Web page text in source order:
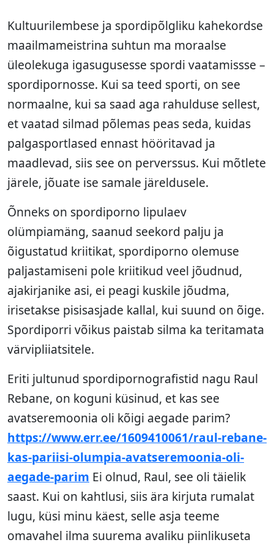
Kultuurilembese ja spordipõlgliku kahekordse
maailmameistrina suhtun ma moraalse
üleolekuga igasugusesse spordi vaatamissse –
spordipornosse. Kui sa teed sporti, on see
normaalne, kui sa saad aga rahulduse sellest,
et vaatad silmad põlemas peas seda, kuidas
palgasportlased ennast hööritavad ja
maadlevad, siis see on perverssus. Kui mõtlete
järele, jõuate ise samale järeldusele.
Õnneks on spordiporno lipulaev
olümpiamäng, saanud seekord palju ja
õigustatud kriitikat, spordiporno olemuse
paljastamiseni pole kriitikud veel jõudnud,
ajakirjanike asi, ei peagi kuskile jõudma,
irisetakse pisisasjade kallal, kui suund on õige.
Spordiporri võikus paistab silma ka teritamata
värvipliiatsitele.
Eriti jultunud spordipornografistid nagu Raul
Rebane, on koguni küsinud, et kas see
avatseremoonia oli kõigi aegade parim?
https://www.err.ee/1609410061/raul-rebane-
kas-pariisi-olumpia-avatseremoonia-oli-
aegade-parim Ei olnud, Raul, see oli täielik
saast. Kui on kahtlusi, siis ära kirjuta rumalat
lugu, küsi minu käest, selle asja teeme
omavahel ilma suurema avaliku piinlikuseta